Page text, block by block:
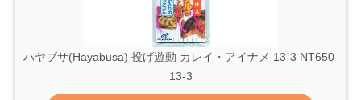
ハヤブサ(Hayabusa) 投げ遊動 カレイ・アイナメ 13-3 NT650-
13-3